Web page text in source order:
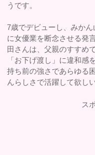
うです。
7歳でデビューし、みか
に女優業を断念させる発
田さんは、父親のすすめ
「お下げ渡し」に違和感
持ち前の強さであらゆる
んらしさで活躍して欲し
ス